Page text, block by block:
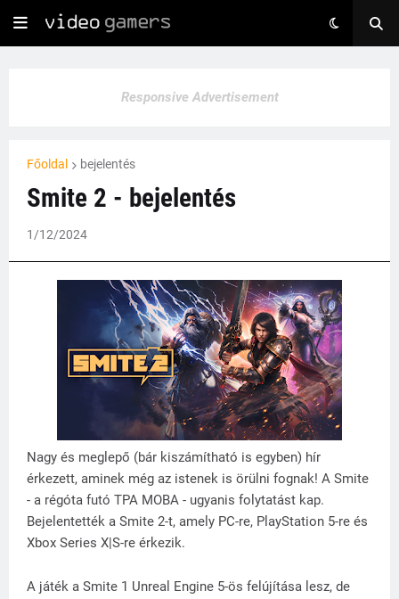
Responsive Advertisement
Főoldal bejelentés
Smite 2 - bejelentés
1/12/2024
Nagy és meglepő (bár kiszámítható is egyben) hír
érkezett, aminek még az istenek is örülni fognak! A Smite
- a régóta futó TPA MOBA - ugyanis folytatást kap.
Bejelentették a Smite 2-t, amely PC-re, PlayStation 5-re és
Xbox Series X|S-re érkezik.
A játék a Smite 1 Unreal Engine 5-ös felújítása lesz, de